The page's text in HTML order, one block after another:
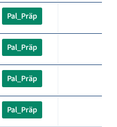
Pal_Präp
Pal_Präp
Pal_Präp
Pal_Präp